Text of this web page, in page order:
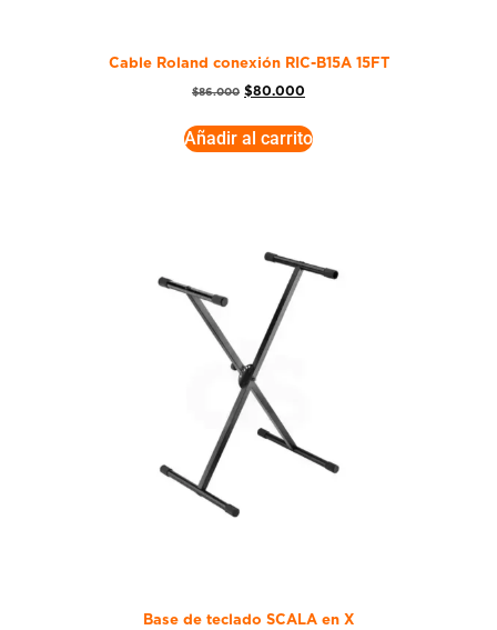
Cable Roland conexión RIC-B15A 15FT
$86.000 $80.000
Añadir al carrito
Base de teclado SCALA en X